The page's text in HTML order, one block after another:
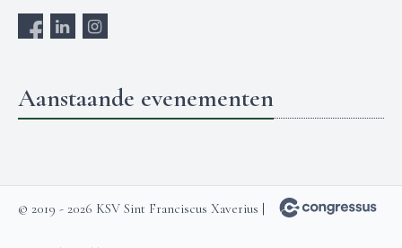
Aanstaande evenementen
© 2019 - 2026 KSV Sint Franciscus Xaverius |